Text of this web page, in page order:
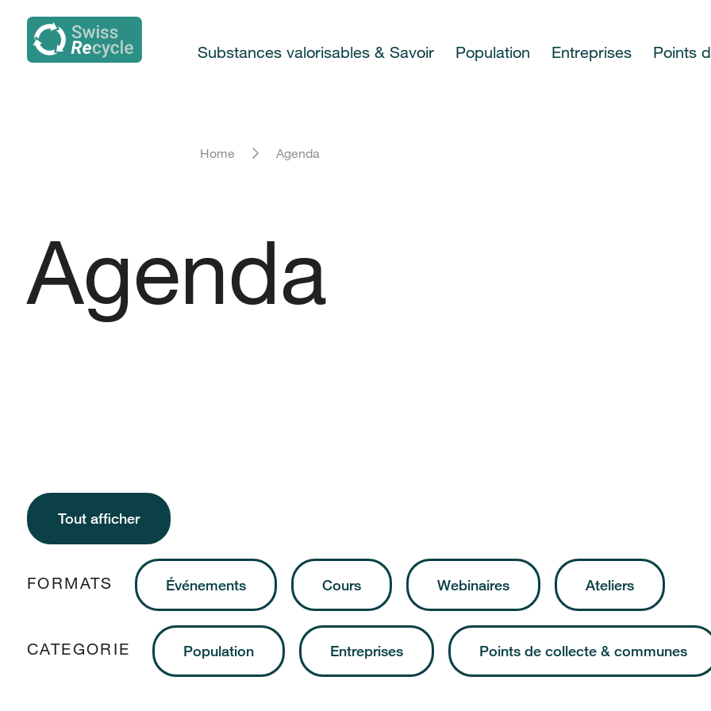
Substances valorisables & Savoir Population Entreprises Points
Home Agenda
Agenda
Tout afficher
FORMATS Événements Cours Webinaires Ateliers
CATEGORIE Population Entreprises Points de collecte & communes